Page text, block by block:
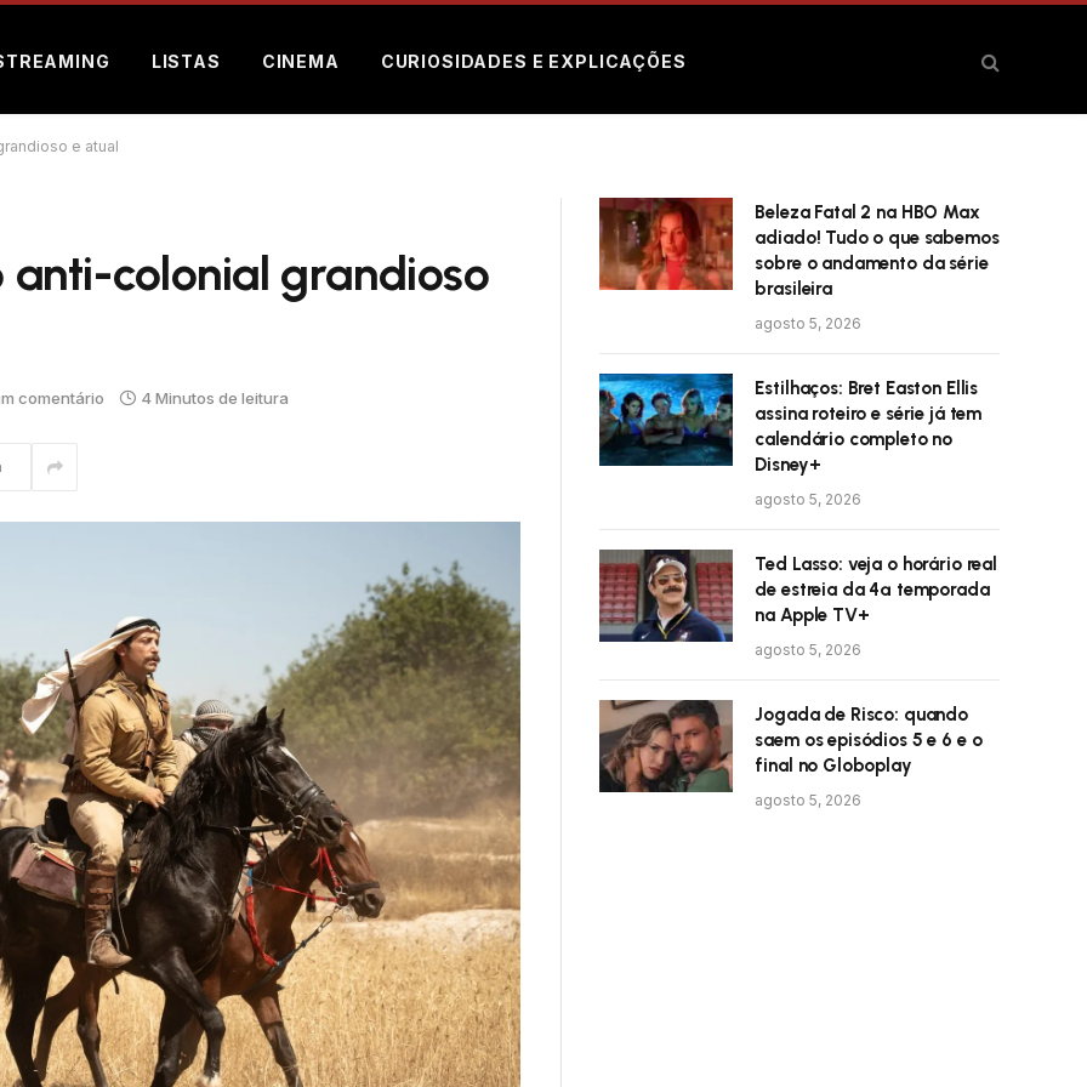
LISTAS CINEMA CURIOSIDADES E EXPLICAÇÕES
e atual
anti-colonial grandioso
comentário 4 Minutos de leitura
Beleza Fatal 2 na HBO Max
adiado! Tudo o que sabemos
sobre o andamento da série
brasileira
agosto 5, 2026
Estilhaços: Bret Easton Ellis
assina roteiro e série já tem
calendário completo no
Disney+
agosto 5, 2026
Ted Lasso: veja o horário real
de estreia da 4ª temporada
na Apple TV+
agosto 5, 2026
Jogada de Risco: quando
saem os episódios 5 e 6 e o
final no Globoplay
agosto 5, 2026